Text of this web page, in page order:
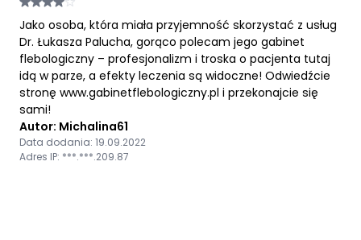
Jako osoba, która miała przyjemność skorzystać z usług
Dr. Łukasza Palucha, gorąco polecam jego gabinet
flebologiczny – profesjonalizm i troska o pacjenta tutaj
idą w parze, a efekty leczenia są widoczne! Odwiedźcie
stronę www.gabinetflebologiczny.pl i przekonajcie się
sami!
Autor: Michalina61
Data dodania: 19.09.2022
Adres IP: ***.***.209.87